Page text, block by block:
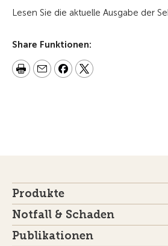
Lesen Sie die aktuelle Ausgabe der
Share Funktionen:
Produkte
Notfall & Schaden
Publikationen